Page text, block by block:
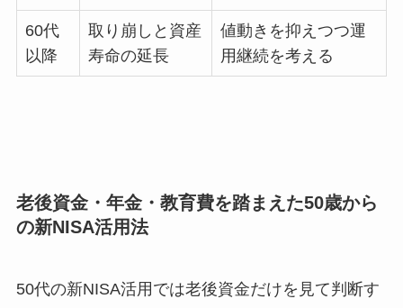
60代
以降
取り崩しと資産
寿命の延長
値動きを抑えつつ運
用継続を考える
老後資金・年金・教育費を踏まえた50歳から
の新NISA活用法
50代の新NISA活用では老後資金だけを見て判断す